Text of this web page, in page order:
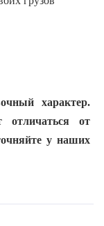
характер.
отличаться от
у наших